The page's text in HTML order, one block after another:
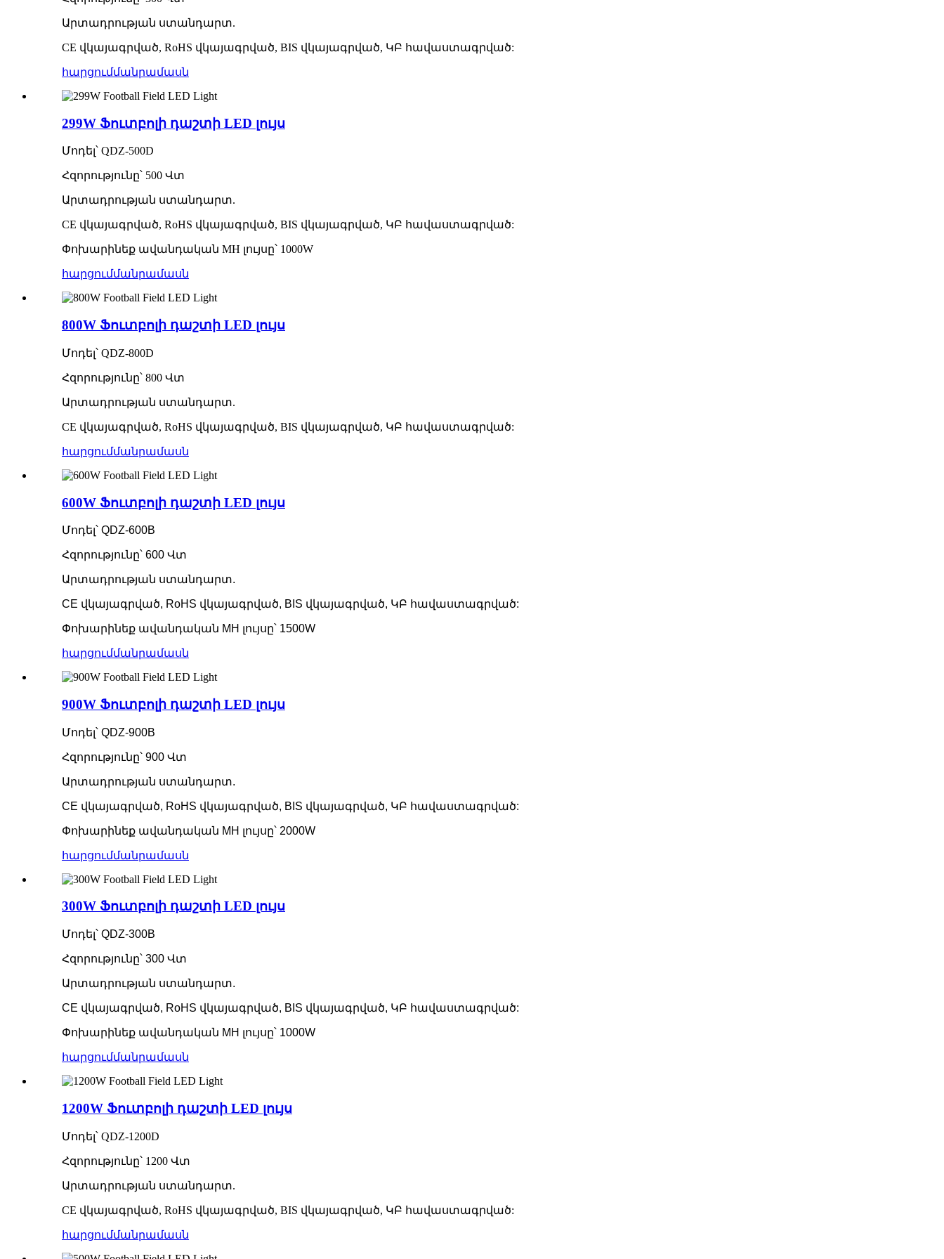
Արտադրության ստանդարտ.
CE վկայագրված, RoHS վկայագրված, BIS վկայագրված, ԿԲ հավաստագրված:
հարցումմանրամասն
299W Ֆուտբոլի դաշտի LED լույս
Մոդել՝ QDZ-500D
Հզորությունը՝ 500 Վտ
Արտադրության ստանդարտ.
CE վկայագրված, RoHS վկայագրված, BIS վկայագրված, ԿԲ հավաստագրված:
Փոխարինեք ավանդական MH լույսը՝ 1000W
հարցումմանրամասն
800W Ֆուտբոլի դաշտի LED լույս
Մոդել՝ QDZ-800D
Հզորությունը՝ 800 Վտ
Արտադրության ստանդարտ.
CE վկայագրված, RoHS վկայագրված, BIS վկայագրված, ԿԲ հավաստագրված:
հարցումմանրամասն
600W Ֆուտբոլի դաշտի LED լույս
Մոդել՝ QDZ-600B
Հզորությունը՝ 600 Վտ
Արտադրության ստանդարտ.
CE վկայագրված, RoHS վկայագրված, BIS վկայագրված, ԿԲ հավաստագրված:
Փոխարինեք ավանդական MH լույսը՝ 1500W
հարցումմանրամասն
900W Ֆուտբոլի դաշտի LED լույս
Մոդել՝ QDZ-900B
Հզորությունը՝ 900 Վտ
Արտադրության ստանդարտ.
CE վկայագրված, RoHS վկայագրված, BIS վկայագրված, ԿԲ հավաստագրված:
Փոխարինեք ավանդական MH լույսը՝ 2000W
հարցումմանրամասն
300W Ֆուտբոլի դաշտի LED լույս
Մոդել՝ QDZ-300B
Հզորությունը՝ 300 Վտ
Արտադրության ստանդարտ.
CE վկայագրված, RoHS վկայագրված, BIS վկայագրված, ԿԲ հավաստագրված:
Փոխարինեք ավանդական MH լույսը՝ 1000W
հարցումմանրամասն
1200W Ֆուտբոլի դաշտի LED լույս
Մոդել՝ QDZ-1200D
Հզորությունը՝ 1200 Վտ
Արտադրության ստանդարտ.
CE վկայագրված, RoHS վկայագրված, BIS վկայագրված, ԿԲ հավաստագրված:
հարցումմանրամասն